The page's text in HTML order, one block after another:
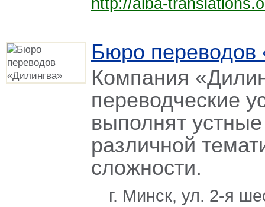
Бюро переводов
Компания
переводческие
выполнят
различной
сложности.
г. Минск, ул. 2-я